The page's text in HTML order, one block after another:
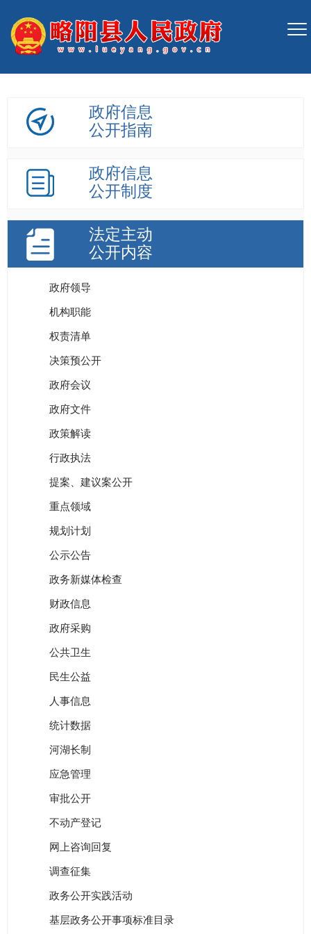
政府信息
公开指南
政府信息
公开制度
法定主动
公开内容
政府领导
机构职能
权责清单
决策预公开
政府会议
政府文件
政策解读
行政执法
提案、建议案公开
重点领域
规划计划
公示公告
政务新媒体检查
财政信息
政府采购
公共卫生
民生公益
人事信息
统计数据
河湖长制
应急管理
审批公开
不动产登记
网上咨询回复
调查征集
政务公开实践活动
基层政务公开事项标准目录